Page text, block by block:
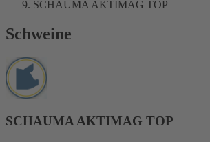
SCHAUMA AKTIMAG TOP
Schweine
SCHAUMA AKTIMAG TOP